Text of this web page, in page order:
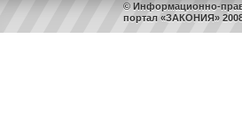
© Информационно-
портал «ЗАКОНИЯ»